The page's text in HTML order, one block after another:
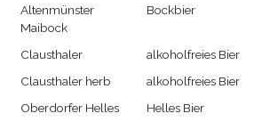
Altenmünster
Maibock
Bockbier
Clausthaler alkoholfreies Bier
Clausthaler herb
alkoholfreies Bier
Oberdorfer Helles
Helles Bier